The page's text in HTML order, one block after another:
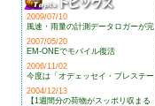
2009/07/10
風速・雨量の計測データロガーが完
2007/05/20
EM-ONEでモバイル復活
2006/11/02
今度は「オデェッセイ・プレステー
2004/12/13
【1週間分の荷物がスッポリ収まる